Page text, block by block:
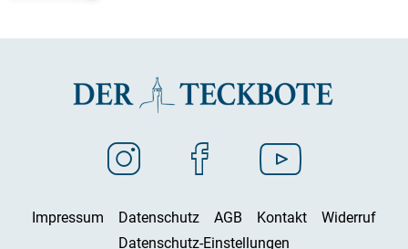
Impressum Datenschutz AGB Kontakt
Widerruf
Datenschutz-Einstellungen